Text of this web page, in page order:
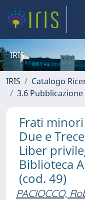
IRIS
IRIS Catalogo
3.6
Frati
Due e
Liber
Biblioteca
(cod. 49)
PACIOCCO,